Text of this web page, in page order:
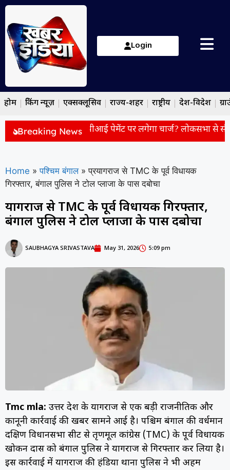
Login
होम ब्रेकिंग न्यूज़ एक्सक्लूसिव राज्य-शहर राष्ट्रीय देश-विदेश
Breaking News
Charge: यूपीआई पेमेंट पर लगेगा चार्ज? लोकसभा से
Home » पश्चिम बंगाल » प्रयागराज से TMC के पूर्व विधायक
गिरफ्तार, बंगाल पुलिस ने टोल प्लाजा के पास दबोचा
प्रयागराज से TMC के पूर्व विधायक गिरफ्तार,
बंगाल पुलिस ने टोल प्लाजा के पास दबोचा
SAUBHAGYA SRIVASTAVA May 31, 2026 5:09 pm
Tmc mla: उत्तर प्रदेश के प्रयागराज से एक बड़ी राजनीतिक और
कानूनी कार्रवाई की खबर सामने आई है। पश्चिम बंगाल की वर्धमान
दक्षिण विधानसभा सीट से तृणमूल कांग्रेस (TMC) के पूर्व विधायक
खोकन दास को बंगाल पुलिस ने प्रयागराज से गिरफ्तार कर लिया है।
इस कार्रवाई में प्रयागराज की हंडिया थाना पुलिस ने भी अहम